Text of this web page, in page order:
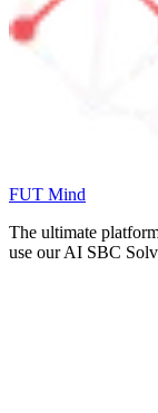
FUT Mind
The ultimate
use our AI SBC